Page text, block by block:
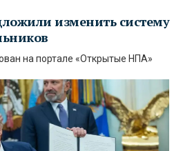
изменить систему
на портале «Открытые НПА»